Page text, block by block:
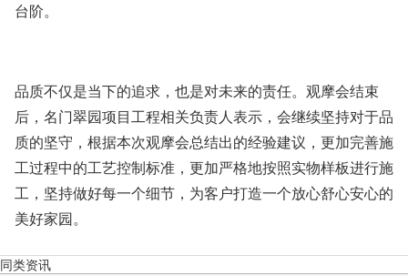
台阶。
品质不仅是当下的追求，也是对未来的责任。观摩会结束
后，名门翠园项目工程相关负责人表示，会继续坚持对于品
质的坚守，根据本次观摩会总结出的经验建议，更加完善施
工过程中的工艺控制标准，更加严格地按照实物样板进行施
工，坚持做好每一个细节，为客户打造一个放心舒心安心的
美好家园。
同类资讯